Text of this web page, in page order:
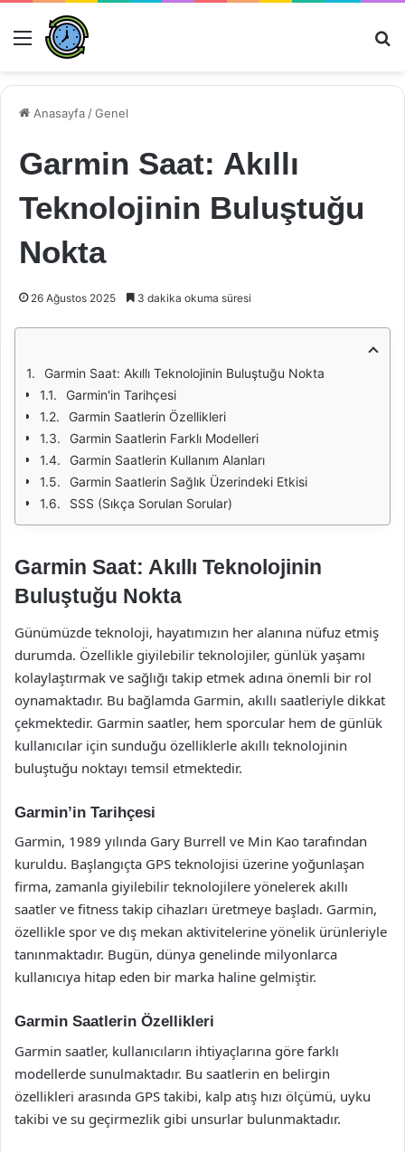
Menü
Anasayfa /Genel
Garmin Saat: Akıllı
Teknolojinin Buluştuğu
Nokta
26 Ağustos 2025 3 dakika okuma süresi
Garmin Saat: Akıllı Teknolojinin Buluştuğu Nokta
Garmin'in Tarihçesi
Garmin Saatlerin Özellikleri
Garmin Saatlerin Farklı Modelleri
Garmin Saatlerin Kullanım Alanları
Garmin Saatlerin Sağlık Üzerindeki Etkisi
SSS (Sıkça Sorulan Sorular)
Garmin Saat: Akıllı Teknolojinin
Buluştuğu Nokta
Günümüzde teknoloji, hayatımızın her alanına nüfuz etmiş
durumda. Özellikle giyilebilir teknolojiler, günlük yaşamı
kolaylaştırmak ve sağlığı takip etmek adına önemli bir rol
oynamaktadır. Bu bağlamda Garmin, akıllı saatleriyle dikkat
çekmektedir. Garmin saatler, hem sporcular hem de günlük
kullanıcılar için sunduğu özelliklerle akıllı teknolojinin
buluştuğu noktayı temsil etmektedir.
Garmin’in Tarihçesi
Garmin, 1989 yılında Gary Burrell ve Min Kao tarafından
kuruldu. Başlangıçta GPS teknolojisi üzerine yoğunlaşan
firma, zamanla giyilebilir teknolojilere yönelerek akıllı
saatler ve fitness takip cihazları üretmeye başladı. Garmin,
özellikle spor ve dış mekan aktivitelerine yönelik ürünleriyle
tanınmaktadır. Bugün, dünya genelinde milyonlarca
kullanıcıya hitap eden bir marka haline gelmiştir.
Garmin Saatlerin Özellikleri
Garmin saatler, kullanıcıların ihtiyaçlarına göre farklı
modellerde sunulmaktadır. Bu saatlerin en belirgin
özellikleri arasında GPS takibi, kalp atış hızı ölçümü, uyku
takibi ve su geçirmezlik gibi unsurlar bulunmaktadır.